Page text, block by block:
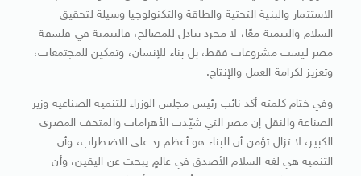
الاستثمار والبنية التحتية والطاقة والتكنولوجيا وسيلة لتحقيق
السلام والتنمية معًا، لا مجرد تبادل للمصالح، فالتنمية في فلسفة
مصر ليست مشروعات فقط، بل بناء للإنسان، وتمكين للمجتمعات،
وتعزيز لكرامة العمل والإنتاج.
وفي ختام كلمته أكد نائب رئيس مجلس الوزراء للتنمية الصناعية وزير
الصناعة والنقل إن مصر التي شيّدت الأهرامات والمتحف المصري
الكبير، لا تزال تؤمن أن البناء هو أعظم رد على الاضطراب، وأن
التنمية هي لغة السلام الأصدق في عالمٍ يبحث عن اليقين، وأن